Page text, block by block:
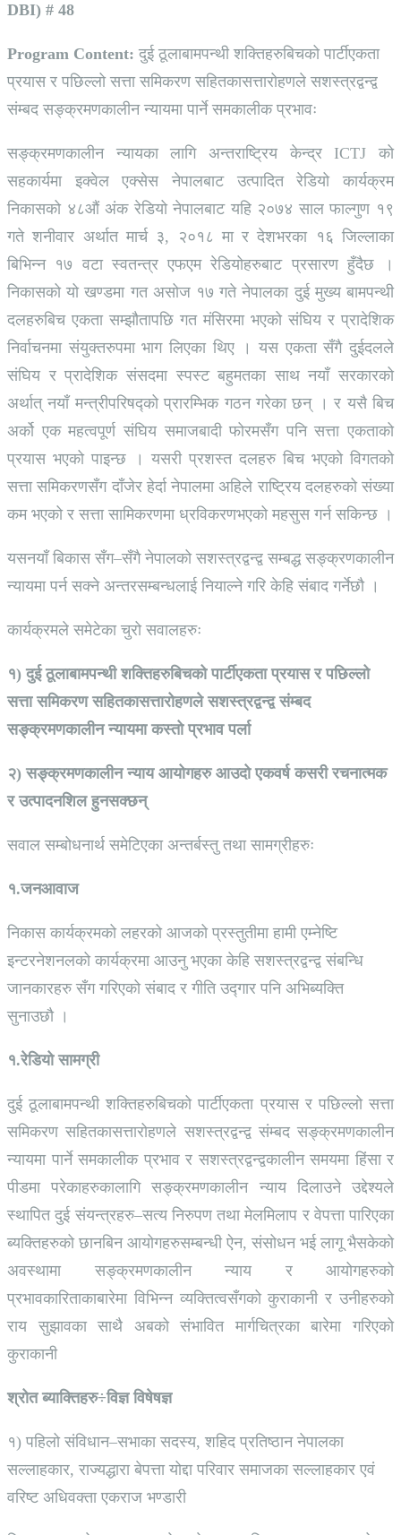
DBI) # 48
Program Content: दुई ठूलाबामपन्थी शक्तिहरुबिचको पार्टीएकता
प्रयास र पछिल्लो सत्ता समिकरण सहितकासत्तारोहणले सशस्त्रद्वन्द्व
संम्बद सङ्क्रमणकालीन न्यायमा पार्ने समकालीक प्रभावः
सङ्क्रमणकालीन न्यायका लागि अन्तराष्ट्रिय केन्द्र ICTJ को
सहकार्यमा इक्वेल एक्सेस नेपालबाट उत्पादित रेडियो कार्यक्रम
निकासको ४८औं अंक रेडियो नेपालबाट यहि २०७४ साल फाल्गुण १९
गते शनीवार अर्थात मार्च ३, २०१८ मा र देशभरका १६ जिल्लाका
बिभिन्न १७ वटा स्वतन्त्र एफएम रेडियोहरुबाट प्रसारण हुँदैछ ।
निकासको यो खण्डमा गत असोज १७ गते नेपालका दुई मुख्य बामपन्थी
दलहरुबिच एकता सम्झौतापछि गत मंसिरमा भएको संघिय र प्रादेशिक
निर्वाचनमा संयुक्तरुपमा भाग लिएका थिए । यस एकता सँगै दुईदलले
संघिय र प्रादेशिक संसदमा स्पस्ट बहुमतका साथ नयाँ सरकारको
अर्थात् नयाँ मन्त्रीपरिषद्को प्रारम्भिक गठन गरेका छन् । र यसै बिच
अर्को एक महत्वपूर्ण संघिय समाजबादी फोरमसँग पनि सत्ता एकताको
प्रयास भएको पाइन्छ । यसरी प्रशस्त दलहरु बिच भएको विगतको
सत्ता समिकरणसँग दाँजेर हेर्दा नेपालमा अहिले राष्ट्रिय दलहरुको संख्या
कम भएको र सत्ता सामिकरणमा ध्रविकरणभएको महसुस गर्न सकिन्छ ।
यसनयाँ बिकास सँग–सँगै नेपालको सशस्त्रद्वन्द्व सम्बद्ध सङ्क्रणकालीन
न्यायमा पर्न सक्ने अन्तरसम्बन्धलाई नियाल्ने गरि केहि संबाद गर्नेछौ ।
कार्यक्रमले समेटेका चुरो सवालहरुः
१) दुई ठूलाबामपन्थी शक्तिहरुबिचको पार्टीएकता प्रयास र पछिल्लो
सत्ता समिकरण सहितकासत्तारोहणले सशस्त्रद्वन्द्व संम्बद
सङ्क्रमणकालीन न्यायमा कस्तो प्रभाव पर्ला
२) सङ्क्रमणकालीन न्याय आयोगहरु आउदो एकवर्ष कसरी रचनात्मक
र उत्पादनशिल हुनसक्छन्
सवाल सम्बोधनार्थ समेटिएका अन्तर्बस्तु तथा सामग्रीहरुः
१.जनआवाज
निकास कार्यक्रमको लहरको आजको प्रस्तुतीमा हामी एम्नेष्टि
इन्टरनेशनलको कार्यक्रमा आउनु भएका केहि सशस्त्रद्वन्द्व संबन्धि
जानकारहरु सँग गरिएको संबाद र गीति उद्गार पनि अभिब्यक्ति
सुनाउछौ ।
१.रेडियो सामग्री
दुई ठूलाबामपन्थी शक्तिहरुबिचको पार्टीएकता प्रयास र पछिल्लो सत्ता
समिकरण सहितकासत्तारोहणले सशस्त्रद्वन्द्व संम्बद सङ्क्रमणकालीन
न्यायमा पार्ने समकालीक प्रभाव र सशस्त्रद्वन्द्वकालीन समयमा हिंसा र
पीडमा परेकाहरुकालागि सङ्क्रमणकालीन न्याय दिलाउने उद्देश्यले
स्थापित दुई संयन्त्रहरु–सत्य निरुपण तथा मेलमिलाप र वेपत्ता पारिएका
ब्यक्तिहरुको छानबिन आयोगहरुसम्बन्धी ऐन, संसोधन भई लागू भैसकेको
अवस्थामा सङ्क्रमणकालीन न्याय र आयोगहरुको
प्रभावकारिताकाबारेमा विभिन्न व्यक्तित्वसँगको कुराकानी र उनीहरुको
राय सुझावका साथै अबको संभावित मार्गचित्रका बारेमा गरिएको
कुराकानी
श्रोत ब्याक्तिहरु÷विज्ञ विषेषज्ञ
१) पहिलो संविधान–सभाका सदस्य, शहिद प्रतिष्ठान नेपालका
सल्लाहकार, राज्यद्धारा बेपत्ता योद्दा परिवार समाजका सल्लाहकार एवं
वरिष्ट अधिवक्ता एकराज भण्डारी